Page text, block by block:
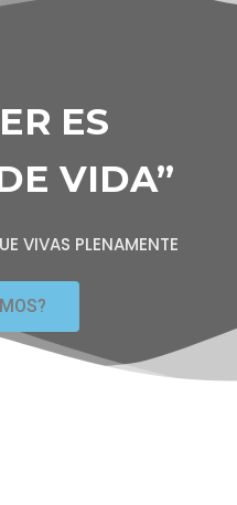
ES
VIDA”
VIVAS PLENAMENTE